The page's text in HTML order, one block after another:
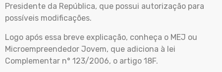
Presidente da República, que possui autorização para
possíveis modificações.
Logo após essa breve explicação, conheça o MEJ ou
Microempreendedor Jovem, que adiciona à lei
Complementar n° 123/2006, o artigo 18F.